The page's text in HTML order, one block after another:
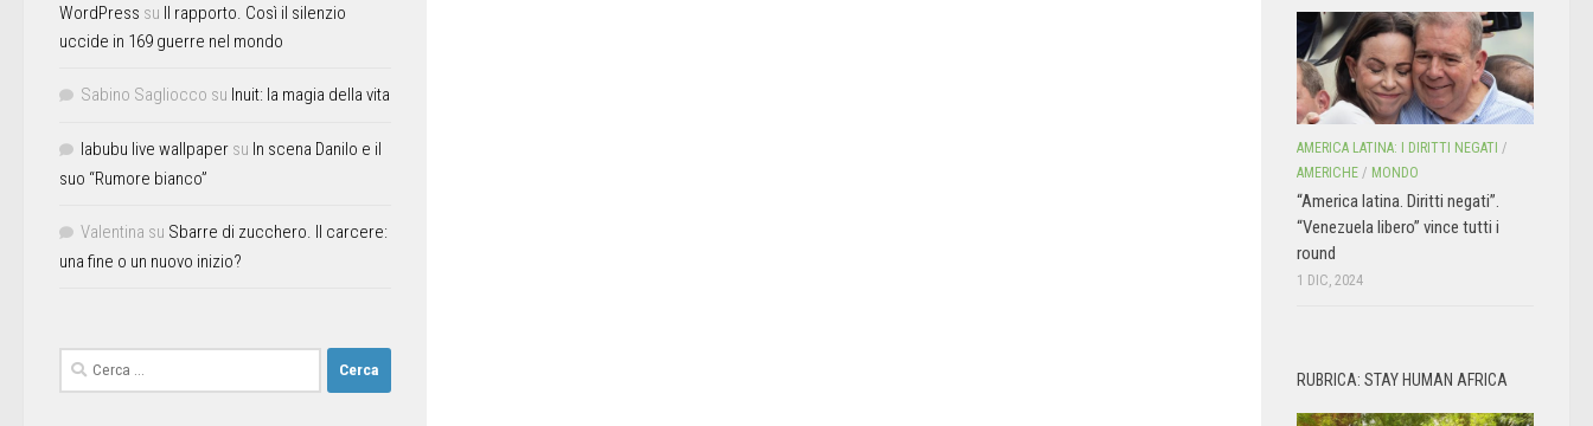
WordPress su Il rapporto. Così il silenzio
uccide in 169 guerre nel mondo
Sabino Sagliocco su Inuit: la magia della vita
labubu live wallpaper su In scena Danilo e il
suo “Rumore bianco”
Valentina su Sbarre di zucchero. Il carcere:
una fine o un nuovo inizio?
AMERICA LATINA: I DIRITTI NEGATI /
AMERICHE / MONDO
“America latina. Diritti negati”.
“Venezuela libero” vince tutti i
round
1 DIC, 2024
RUBRICA: STAY HUMAN AFRICA